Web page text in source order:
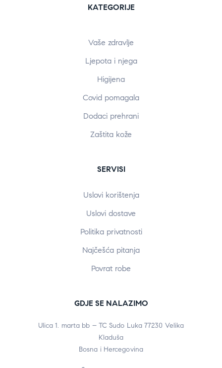
KATEGORIJE
Vaše zdravlje
Ljepota i njega
Higijena
Covid pomagala
Dodaci prehrani
Zaštita kože
SERVISI
Uslovi korištenja
Uslovi dostave
Politika privatnosti
Najčešća pitanja
Povrat robe
GDJE SE NALAZIMO
Ulica 1. marta bb – TC Sudo Luka 77230 Velika
Kladuša
Bosna i Hercegovina